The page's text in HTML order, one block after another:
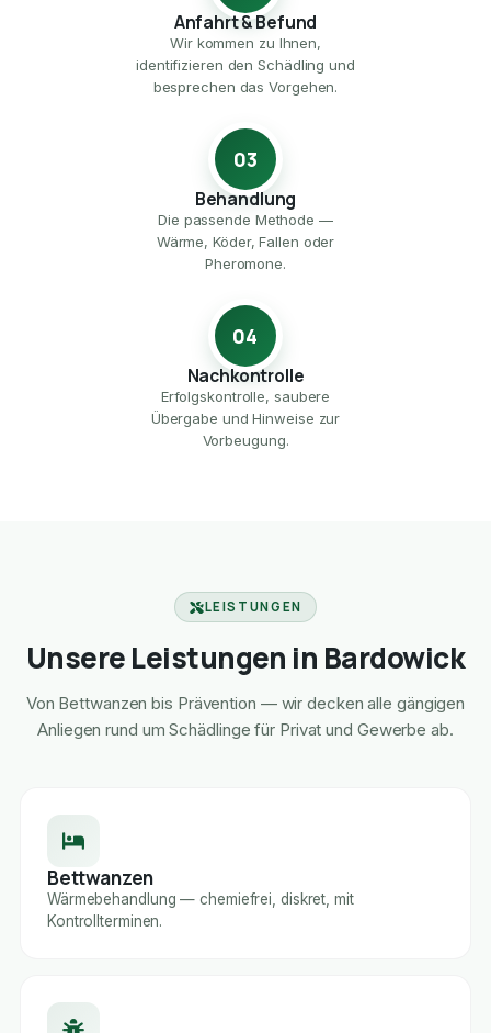
Anfahrt & Befund
Wir kommen zu Ihnen,
identifizieren den Schädling und
besprechen das Vorgehen.
03
Behandlung
Die passende Methode —
Wärme, Köder, Fallen oder
Pheromone.
04
Nachkontrolle
Erfolgskontrolle, saubere
Übergabe und Hinweise zur
Vorbeugung.
LEISTUNGEN
Unsere Leistungen in Bardowick
Von Bettwanzen bis Prävention — wir decken alle gängigen
Anliegen rund um Schädlinge für Privat und Gewerbe ab.
Bettwanzen
Wärmebehandlung — chemiefrei, diskret, mit
Kontrollterminen.